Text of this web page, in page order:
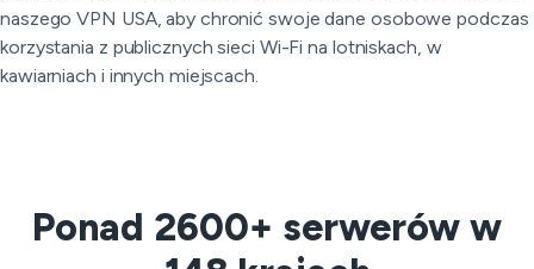
naszego VPN USA, aby chronić swoje dane osobowe podczas
korzystania z publicznych sieci Wi-Fi na lotniskach, w
kawiarniach i innych miejscach.
Ponad 2600+ serwerów w